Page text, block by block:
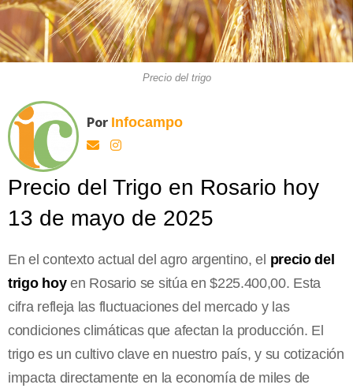
Precio del trigo
Por Infocampo
Precio del Trigo en Rosario hoy
13 de mayo de 2025
En el contexto actual del agro argentino, el precio del
trigo hoyen Rosario se sitúa en $225.400,00. Esta
cifra refleja las fluctuaciones del mercado y las
condiciones climáticas que afectan la producción. El
trigo es un cultivo clave en nuestro país, y su cotización
impacta directamente en la economía de miles de